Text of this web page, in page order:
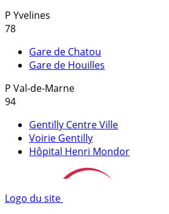
P Yvelines
78
Gare de Chatou
Gare de Houilles
P Val-de-Marne
94
Gentilly Centre Ville
Voirie Gentilly
Hôpital Henri Mondor
Logo du site